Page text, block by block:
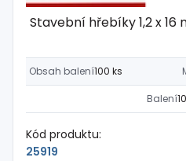
Stavební hřebíky 1,2 x 16
Obsah balení100 ks
Balení
Kód produktu:
25919